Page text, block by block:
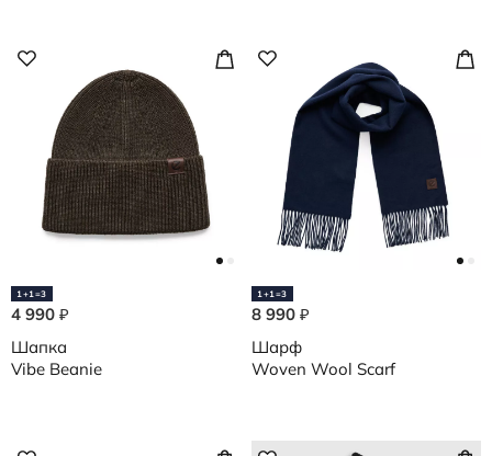
1+1=3
4 990 ₽
Шапка
Vibe Beanie
1+1=3
8 990 ₽
Шарф
Woven Wool Scarf